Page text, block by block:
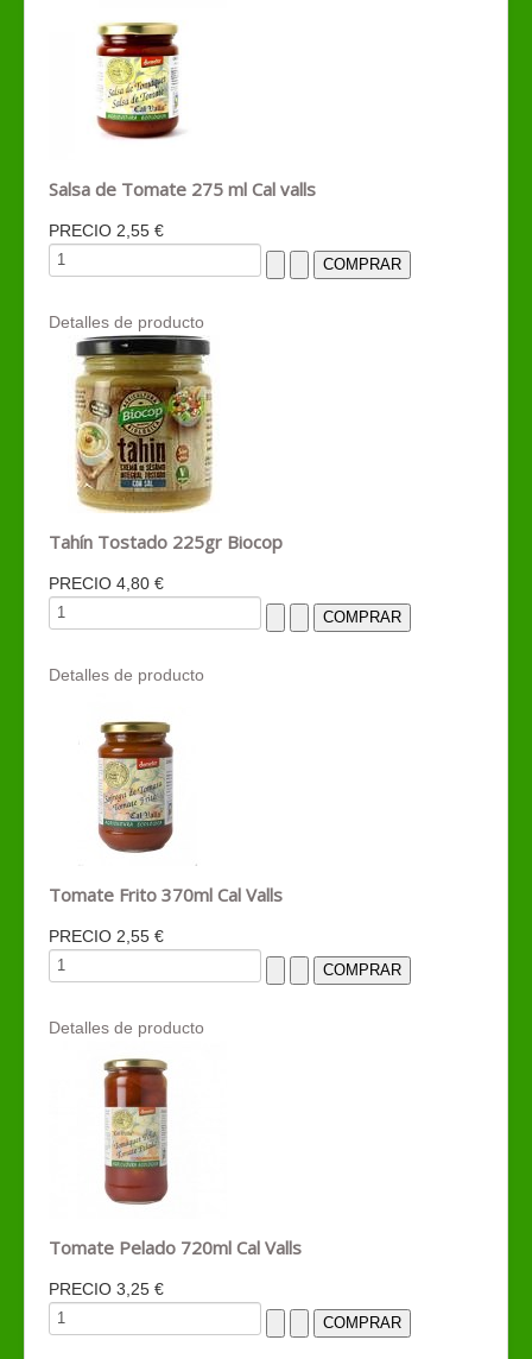
Salsa de Tomate 275 ml Cal valls
PRECIO 2,55 €
Detalles de producto
Tahín Tostado 225gr Biocop
PRECIO 4,80 €
Detalles de producto
Tomate Frito 370ml Cal Valls
PRECIO 2,55 €
Detalles de producto
Tomate Pelado 720ml Cal Valls
PRECIO 3,25 €